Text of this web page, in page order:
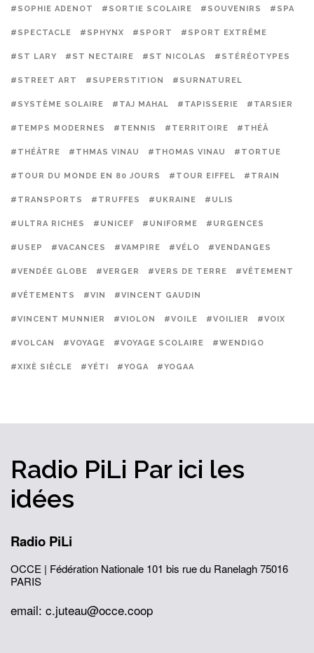
#SOPHIE ADENOT #SORTIE SCOLAIRE #SOUVENIRS #SPA
#SPECTACLE #SPHYNX #SPORT #SPORT EXTRÊME
#ST LARY #ST NECTAIRE #ST NICOLAS #STÉRÉOTYPES
#STREET ART #SUPERSTITION #SURNATUREL
#SYSTÈME SOLAIRE #TAJ MAHAL #TAPISSERIE #TARSIER
#TEMPS MODERNES #TENNIS #TERRITOIRE #THÉÂ
#THÉÂTRE #THMAS VINAU #THOMAS VINAU #TORTUE
#TOUR DU MONDE EN 80 JOURS #TOUR EIFFEL #TRAIN
#TRANSPORTS #TRUFFES #UKRAINE #ULIS
#ULTRA RICHES #UNICEF #UNIFORME #URGENCES
#USEP #VACANCES #VAMPIRE #VÉLO #VENDANGES
#VENDÉE GLOBE #VERGER #VERS DE TERRE #VÊTEMENT
#VÊTEMENTS #VIN #VINCENT GAUDIN
#VINCENT MUNNIER #VIOLON #VOILE #VOILIER #VOIX
#VOLCAN #VOYAGE #VOYAGE SCOLAIRE #WENDIGO
#XIXÈ SIÈCLE #YÉTI #YOGA #YOGAA
Radio PiLi Par ici les
idées
Radio PiLi
OCCE | Fédération Nationale 101 bis rue du Ranelagh75016
PARIS
email: c.juteau@occe.coop